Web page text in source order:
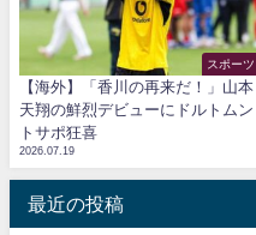
スポーツ
【海外】「香川の再来だ！」山本
天翔の鮮烈デビューにドルトムン
トサポ狂喜
2026.07.19
最近の投稿